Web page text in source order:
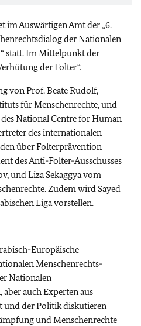
im Auswärtigen Amt der „6.
der Nationalen
statt. Im Mittelpunkt der
der Folter“.
von Prof. Beate Rudolf,
für Menschenrechte, und
National Centre for Human
des internationalen
über Folterprävention
des Anti-Folter-Ausschusses
und Liza Sekaggya vom
Zudem wird Sayed
Liga vorstellen.
Europäische
Menschenrechts-
Nationalen
auch Experten aus
und der Politik diskutieren
und Menschenrechte